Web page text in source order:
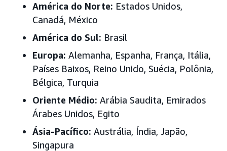
América do Norte: Estados Unidos,
Canadá, México
América do Sul: Brasil
Europa: Alemanha, Espanha, França, Itália,
Países Baixos, Reino Unido, Suécia, Polônia,
Bélgica, Turquia
Oriente Médio: Arábia Saudita, Emirados
Árabes Unidos, Egito
Ásia-Pacífico: Austrália, Índia, Japão,
Singapura